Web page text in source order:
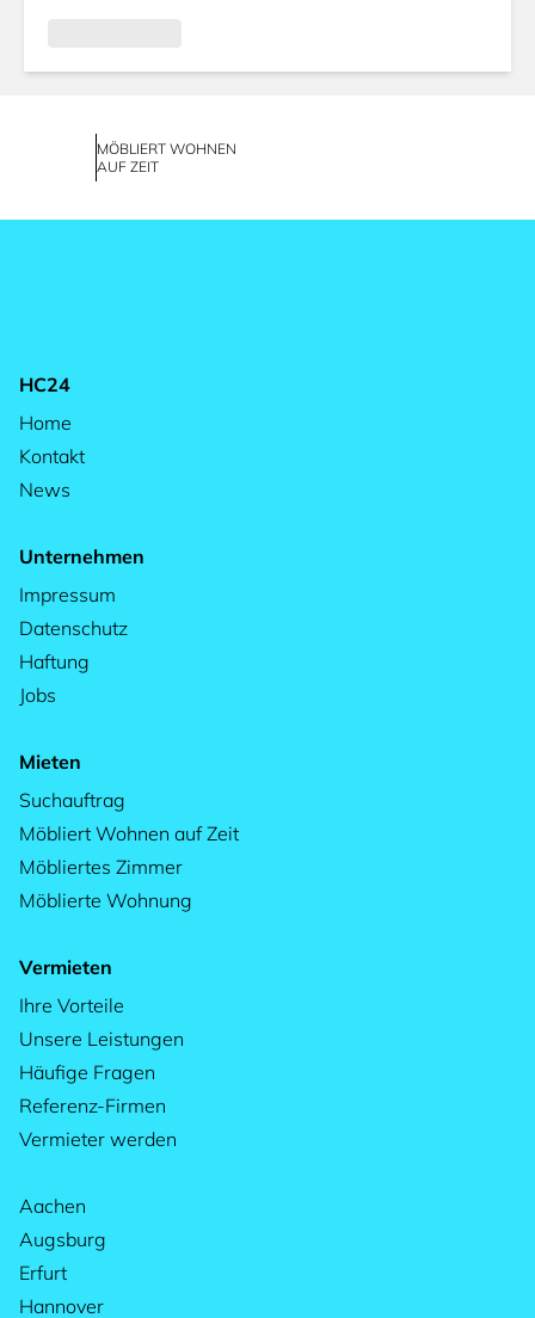
MÖBLIERT WOHNEN
AUF ZEIT
HC24
Home
Kontakt
News
Unternehmen
Impressum
Datenschutz
Haftung
Jobs
Mieten
Suchauftrag
Möbliert Wohnen auf Zeit
Möbliertes Zimmer
Möblierte Wohnung
Vermieten
Ihre Vorteile
Unsere Leistungen
Häufige Fragen
Referenz-Firmen
Vermieter werden
Aachen
Augsburg
Erfurt
Hannover